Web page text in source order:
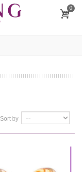
0
Sort by